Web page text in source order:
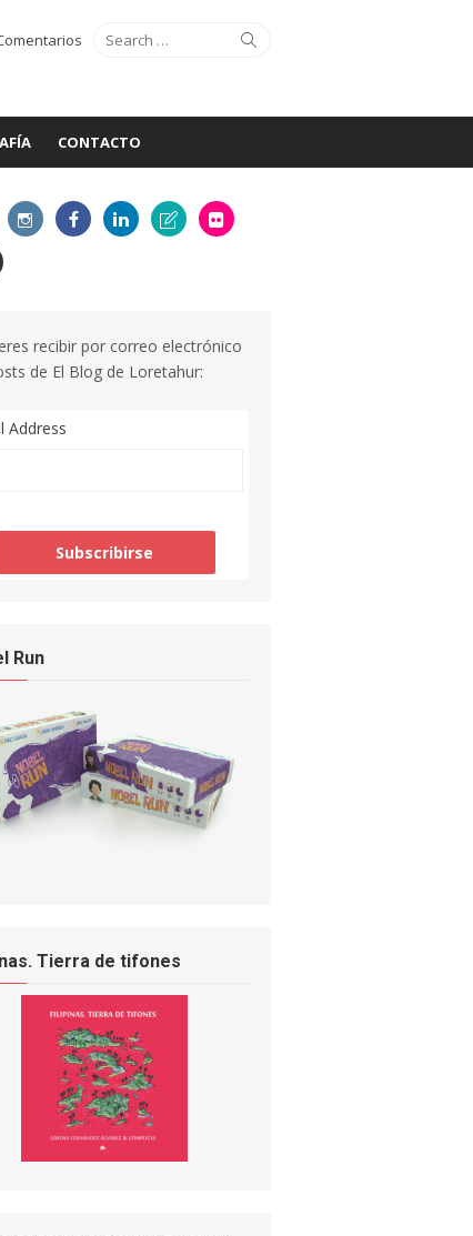
Search
for:
CONTACTO
recibir por correo electrónico
de El Blog de Loretahur:
Address
Run
Tierra de tifones